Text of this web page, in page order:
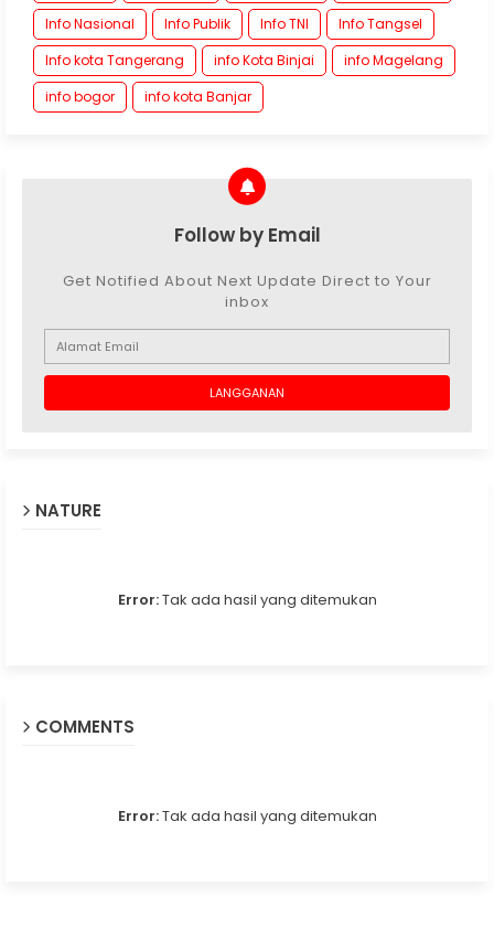
Info Nasional
Info Publik Info TNI
Info Tangsel
Info kota Tangerang
info Kota Binjai
info Magelang
info bogor
info kota Banjar
Follow by Email
Get Notified About Next Update Direct to Your
inbox
NATURE
Error:Tak ada hasil yang ditemukan
COMMENTS
Error:Tak ada hasil yang ditemukan